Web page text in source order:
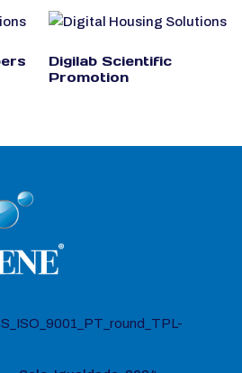
Digilab Scientific
Promotion